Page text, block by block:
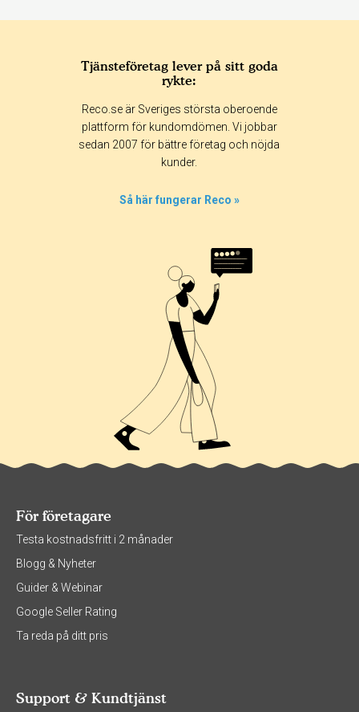
Tjänsteföretag lever på sitt goda
rykte:
Reco.se är Sveriges största oberoende
plattform för kundomdömen. Vi jobbar
sedan 2007 för bättre företag och nöjda
kunder.
Så här fungerar Reco »
För företagare
Testa kostnadsfritt i 2 månader
Blogg & Nyheter
Guider & Webinar
Google Seller Rating
Ta reda på ditt pris
Support & Kundtjänst